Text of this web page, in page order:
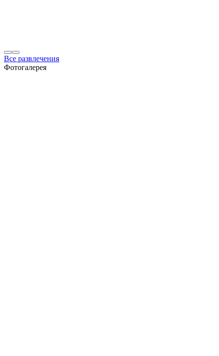
Все развлечения
Фотогалерея